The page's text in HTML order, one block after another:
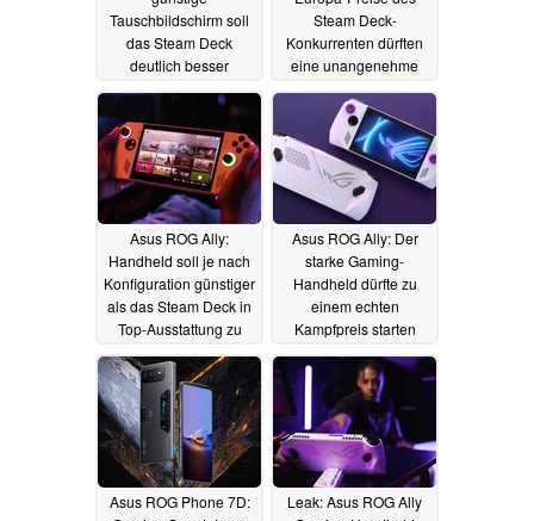
Tauschbildschirm soll
das Steam Deck
deutlich besser
machen19.05.2023
Steam Deck-
Konkurrenten dürften
eine unangenehme
Überraschung sein
03.05.2023
Asus ROG Ally:
Handheld soll je nach
Konfiguration günstiger
als das Steam Deck in
Top-Ausstattung zu
haben sein30.04.2023
Asus ROG Ally: Der
starke Gaming-
Handheld dürfte zu
einem echten
Kampfpreis starten
27.04.2023
Asus ROG Phone 7D:
Leak: Asus ROG Ally